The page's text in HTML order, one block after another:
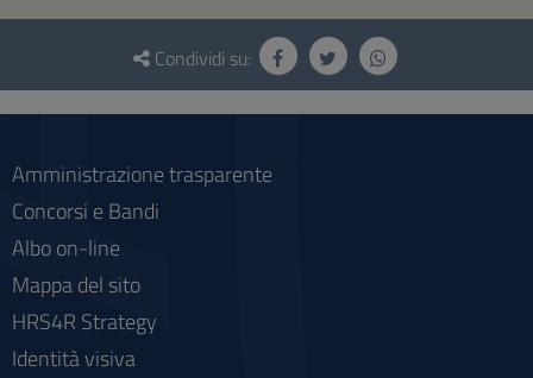
Questionario
social
Condividi su:
Amministrazione trasparente
Concorsi e Bandi
Albo on-line
Mappa del sito
HRS4R Strategy
Identità visiva